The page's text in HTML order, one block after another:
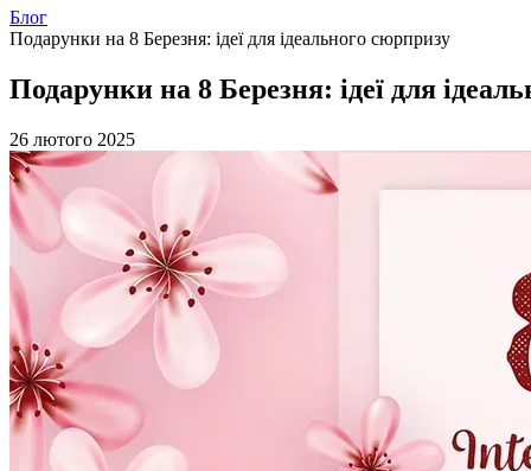
Блог
Подарунки на 8 Березня: ідеї для ідеального сюрпризу
Подарунки на 8 Березня: ідеї для
26 лютого 2025